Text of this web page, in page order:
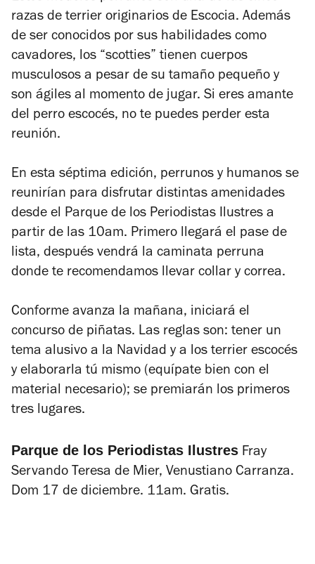
razas de terrier originarios de Escocia. Además
de ser conocidos por sus habilidades como
cavadores, los “scotties” tienen cuerpos
musculosos a pesar de su tamaño pequeño y
son ágiles al momento de jugar. Si eres amante
del perro escocés, no te puedes perder esta
reunión.
En esta séptima edición, perrunos y humanos se
reunirían para disfrutar distintas amenidades
desde el Parque de los Periodistas Ilustres a
partir de las 10am. Primero llegará el pase de
lista, después vendrá la caminata perruna
donde te recomendamos llevar collar y correa.
Conforme avanza la mañana, iniciará el
concurso de piñatas. Las reglas son: tener un
tema alusivo a la Navidad y a los terrier escocés
y elaborarla tú mismo (equípate bien con el
material necesario); se premiarán los primeros
tres lugares.
Parque de los Periodistas Ilustres Fray
Servando Teresa de Mier, Venustiano Carranza.
Dom 17 de diciembre. 11am. Gratis.